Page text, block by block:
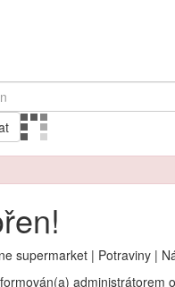
supermarket | Potraviny |
administrátorem